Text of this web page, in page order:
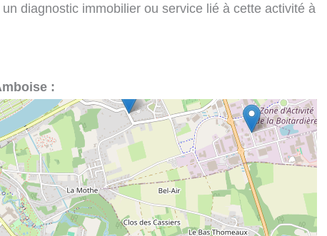
diagnostic immobilier ou service lié à cette activité à
: